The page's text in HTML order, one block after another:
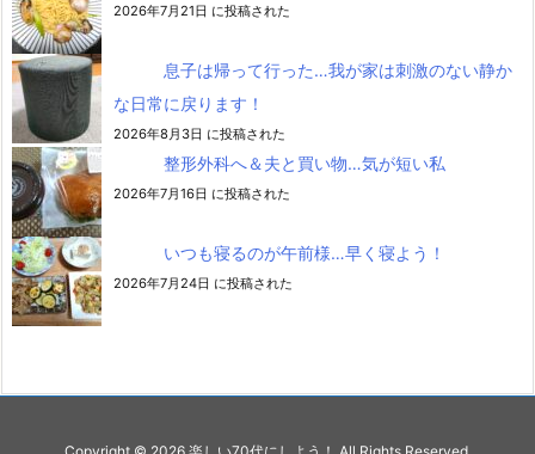
2026年7月21日 に投稿された
息子は帰って行った…我が家は刺激のない静か
な日常に戻ります！
2026年8月3日 に投稿された
整形外科へ＆夫と買い物…気が短い私
2026年7月16日 に投稿された
いつも寝るのが午前様…早く寝よう！
2026年7月24日 に投稿された